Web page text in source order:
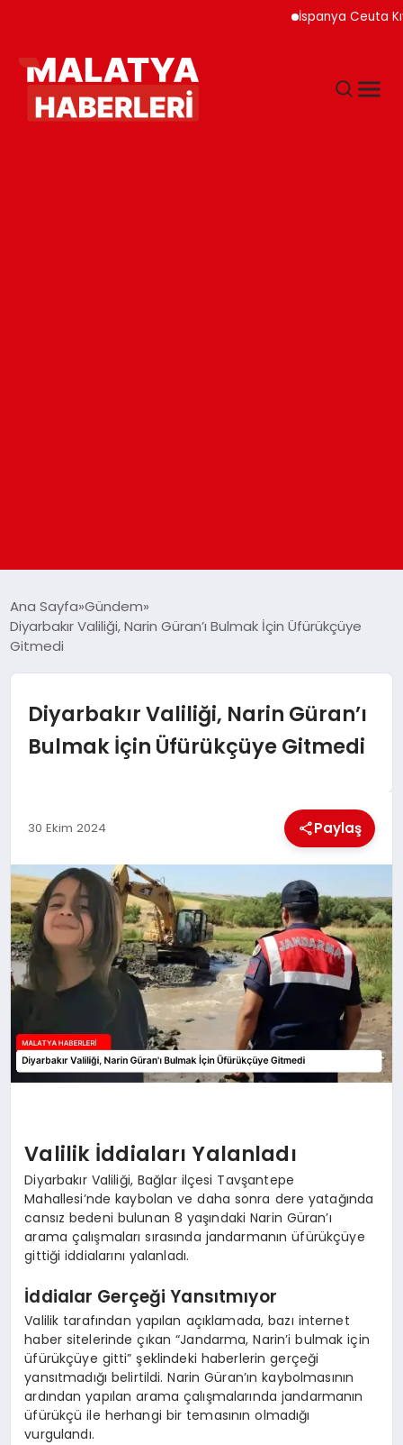
İspanya Ceuta
GÜNDEM
DÜNYA
EĞITIM
MAGAZIN
SAĞLIK
SIYASET
TEKNOLOJI
Ana Sayfa Gündem
Diyarbakır Valiliği, Narin Güran’ı Bulmak İçin Üfürükçüye
Gitmedi
Diyarbakır Valiliği, Narin Güran’ı
Bulmak İçin Üfürükçüye Gitmedi
30 Ekim 2024 Paylaş
Valilik İddiaları Yalanladı
Diyarbakır Valiliği, Bağlar ilçesi Tavşantepe
Mahallesi’nde kaybolan ve daha sonra dere yatağında
cansız bedeni bulunan 8 yaşındaki Narin Güran’ı
arama çalışmaları sırasında jandarmanın üfürükçüye
gittiği iddialarını yalanladı.
İddialar Gerçeği Yansıtmıyor
Valilik tarafından yapılan açıklamada, bazı internet
haber sitelerinde çıkan “Jandarma, Narin’i bulmak için
üfürükçüye gitti” şeklindeki haberlerin gerçeği
yansıtmadığı belirtildi. Narin Güran’ın kaybolmasının
ardından yapılan arama çalışmalarında jandarmanın
üfürükçü ile herhangi bir temasının olmadığı
vurgulandı.